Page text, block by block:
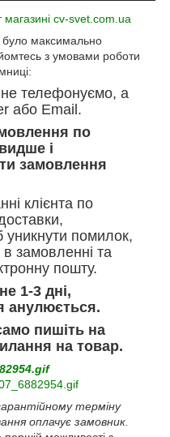
магазині cv-svet.com.ua
максимально
з умовами роботи
телефонуємо, а
або Email.
по
і
замовлення
клієнта по
помилок,
замовленні та
пошту.
1-3 дні,
анулюється.
пишіть на
на товар.
терміну
оплачує замовник.